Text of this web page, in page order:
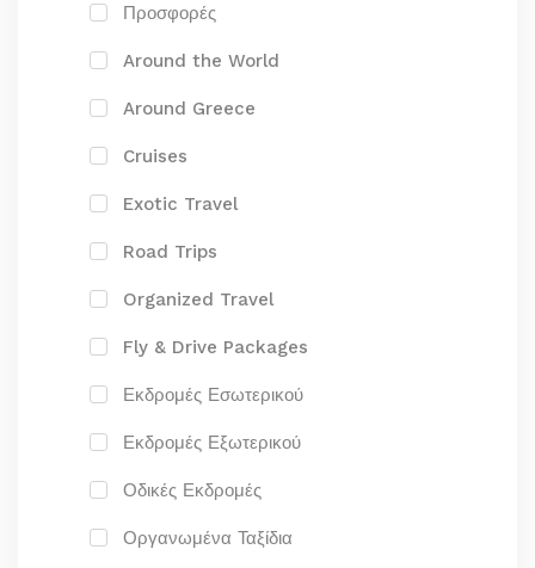
Προσφορές
Around the World
Around Greece
Cruises
Exotic Travel
Road Trips
Organized Travel
Fly & Drive Packages
Εκδρομές Εσωτερικού
Εκδρομές Εξωτερικού
Οδικές Εκδρομές
Οργανωμένα Ταξίδια